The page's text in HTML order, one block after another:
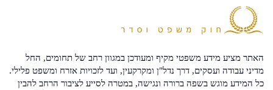
האתר מציע מידע משפטי מקיף ומעודכן במגוון רחב של תחומים, החל
מדיני עבודה ועסקים, דרך נדל"ן ומקרקעין, ועד לזכויות אזרח ומשפט פלילי.
כל המידע מוגש בשפה ברורה ונגישה, במטרה לסייע לציבור הרחב להבין